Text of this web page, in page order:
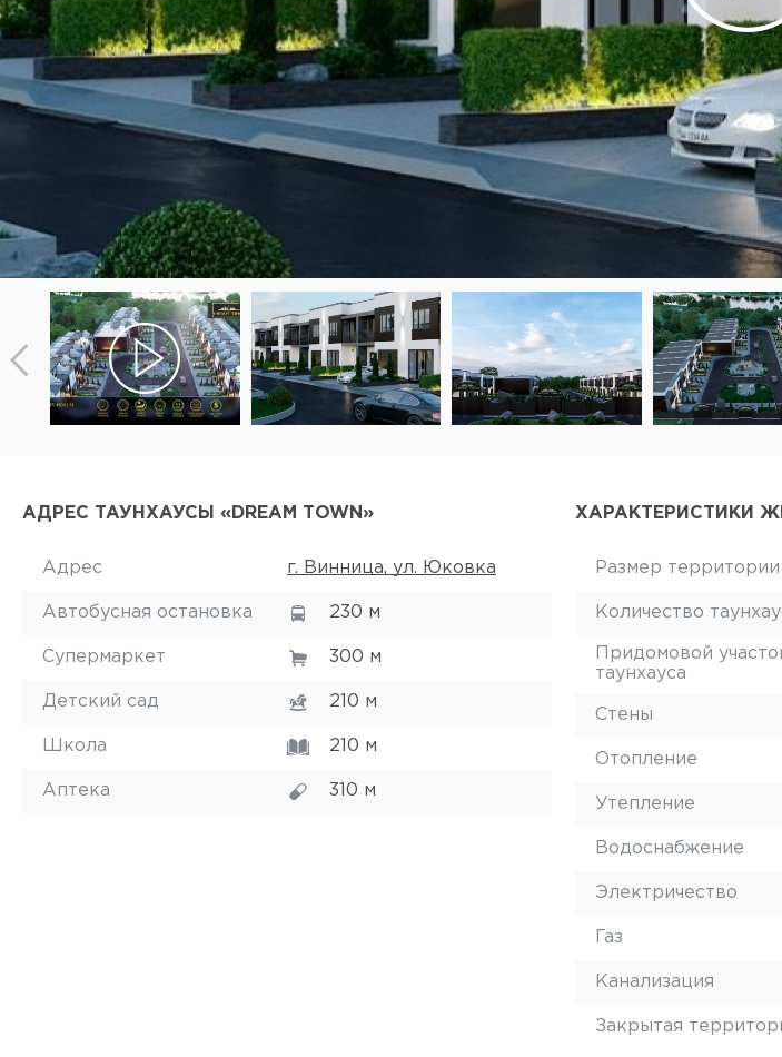
АДРЕС ТАУНХАУСЫ «DREAM TOWN»
Адрес г. Винница, ул. Юковка
Автобусная остановка 230 м
Супермаркет 300 м
Детский сад 210 м
Школа 210 м
Аптека 310 м
ХАРАКТЕРИСТИКИ
Размер территории
Количество
Придомовой
таунхауса
Стены
Отопление
Утепление
Водоснабжение
Электричество
Газ
Канализация
Закрытая